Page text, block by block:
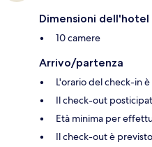
Dimensioni dell'hotel
10 camere
Arrivo/partenza
L'orario del check-in
Il check-out
Età minima per
Il check-out è